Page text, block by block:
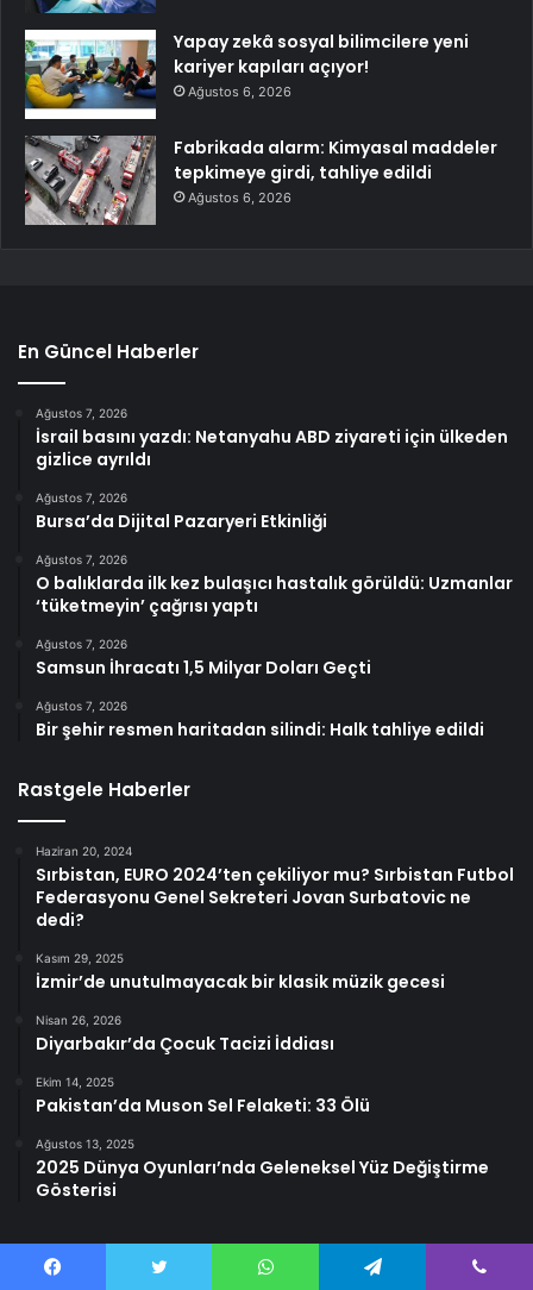
Yapay zekâ sosyal bilimcilere yeni
kariyer kapıları açıyor!
Ağustos 6, 2026
Fabrikada alarm: Kimyasal maddeler
tepkimeye girdi, tahliye edildi
Ağustos 6, 2026
En Güncel Haberler
Ağustos 7, 2026
İsrail basını yazdı: Netanyahu ABD ziyareti için ülkeden
gizlice ayrıldı
Ağustos 7, 2026
Bursa’da Dijital Pazaryeri Etkinliği
Ağustos 7, 2026
O balıklarda ilk kez bulaşıcı hastalık görüldü: Uzmanlar
‘tüketmeyin’ çağrısı yaptı
Ağustos 7, 2026
Samsun İhracatı 1,5 Milyar Doları Geçti
Ağustos 7, 2026
Bir şehir resmen haritadan silindi: Halk tahliye edildi
Rastgele Haberler
Haziran 20, 2024
Sırbistan, EURO 2024’ten çekiliyor mu? Sırbistan Futbol
Federasyonu Genel Sekreteri Jovan Surbatovic ne
dedi?
Kasım 29, 2025
İzmir’de unutulmayacak bir klasik müzik gecesi
Nisan 26, 2026
Diyarbakır’da Çocuk Tacizi İddiası
Ekim 14, 2025
Pakistan’da Muson Sel Felaketi: 33 Ölü
Ağustos 13, 2025
2025 Dünya Oyunları’nda Geleneksel Yüz Değiştirme
Gösterisi